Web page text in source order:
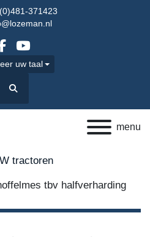
371423
facebook
youtube
uw taal
Zoek
menu
tractoren
tbv halfverharding